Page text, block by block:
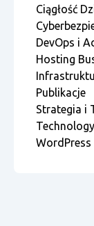
Ciągłość
DevOps i
Hosting
Publikacje
Strategia i
Technology